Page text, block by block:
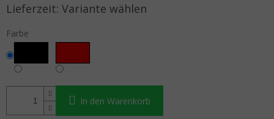
Verkaufspreis: Variante wählen
Farbe
In den Warenkorb